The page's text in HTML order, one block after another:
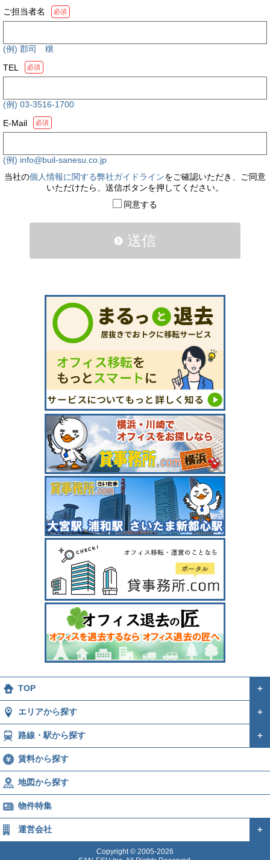
ご担当者名
必須
(例) 郡司 穣
TEL
必須
(例) 03-3516-1700
E-Mail
必須
(例) info@buil-sanesu.co.jp
当社の個人情報に関する弊社ガイドラインをご確認いただき、ご同意
いただけたら、送信ボタンを押してください。
同意する
送信
TOP ＋
エリアから探す ＋
路線・駅から探す ＋
賃料から探す
地図から探す
物件特集
運営会社 ＋
Copyright © 2005-2026